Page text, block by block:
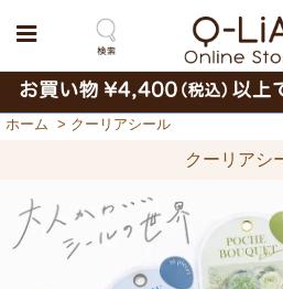
ホーム > クーリアシール
クーリアシ